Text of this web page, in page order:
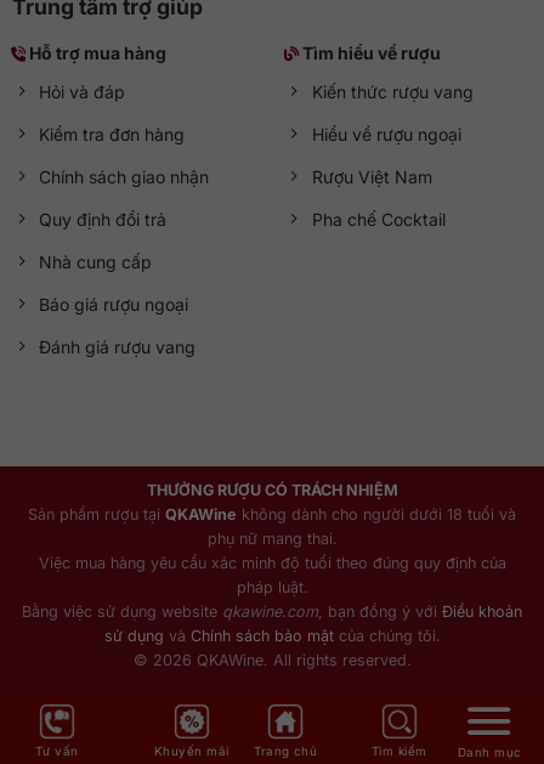
Trung tâm trợ giúp
Hỗ trợ mua hàng
Hỏi và đáp
Kiểm tra đơn hàng
Chính sách giao nhận
Quy định đổi trả
Nhà cung cấp
Báo giá rượu ngoại
Đánh giá rượu vang
Tìm hiểu về rượu
Kiến thức rượu vang
Hiểu về rượu ngoại
Rượu Việt Nam
Pha chế Cocktail
THƯỞNG RƯỢU CÓ TRÁCH NHIỆM
Sản phẩm rượu tại QKAWine không dành cho người dưới 18 tuổi và
phụ nữ mang thai.
Việc mua hàng yêu cầu xác minh độ tuổi theo đúng quy định của
pháp luật.
Bằng việc sử dụng website qkawine.com, bạn đồng ý với Điều khoản
sử dụng và Chính sách bảo mậtcủa chúng tôi.
© 2026 QKAWine. All rights reserved.
Tư vấn Khuyến mãi Trang chủ Tìm kiếm Danh mục